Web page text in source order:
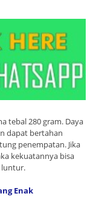
tebal 280 gram. Daya
dapat bertahan
penempatan. Jika
kekuatannya bisa
luntur.
Enak